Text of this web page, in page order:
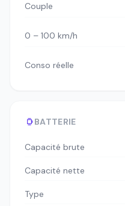
Couple
0 – 100 km/h
Conso réelle
BATTERIE
Capacité brute
Capacité nette
Type